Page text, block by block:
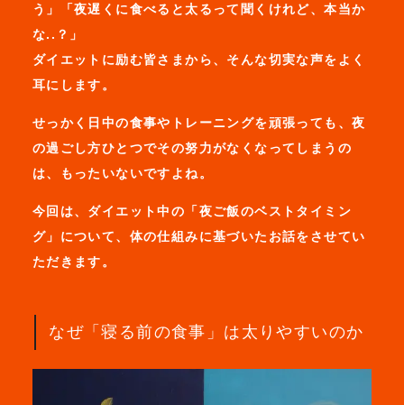
う」「夜遅くに食べると太るって聞くけれど、本当か
な..？」
ダイエットに励む皆さまから、そんな切実な声をよく
耳にします。
せっかく日中の食事やトレーニングを頑張っても、夜
の過ごし方ひとつでその努力がなくなってしまうの
は、もったいないですよね。
今回は、ダイエット中の「夜ご飯のベストタイミン
グ」について、体の仕組みに基づいたお話をさせてい
ただきます。
なぜ「寝る前の食事」は太りやすいのか